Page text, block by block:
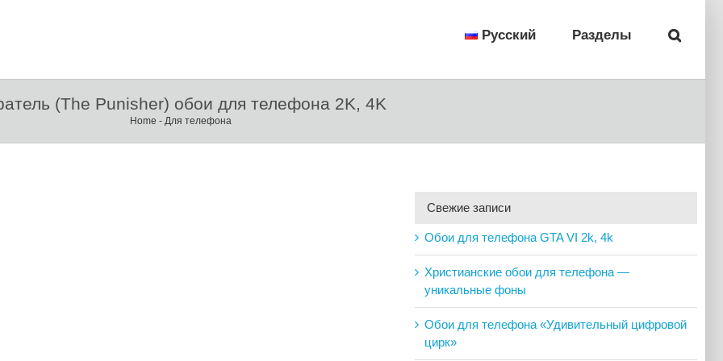
Русский Разделы
(The Punisher) обои для телефона 2K, 4K
Home - Для телефона
Свежие записи
Обои для телефона GTA VI 2k, 4k
Христианские обои для телефона —
уникальные фоны
Обои для телефона «Удивительный цифровой
цирк»